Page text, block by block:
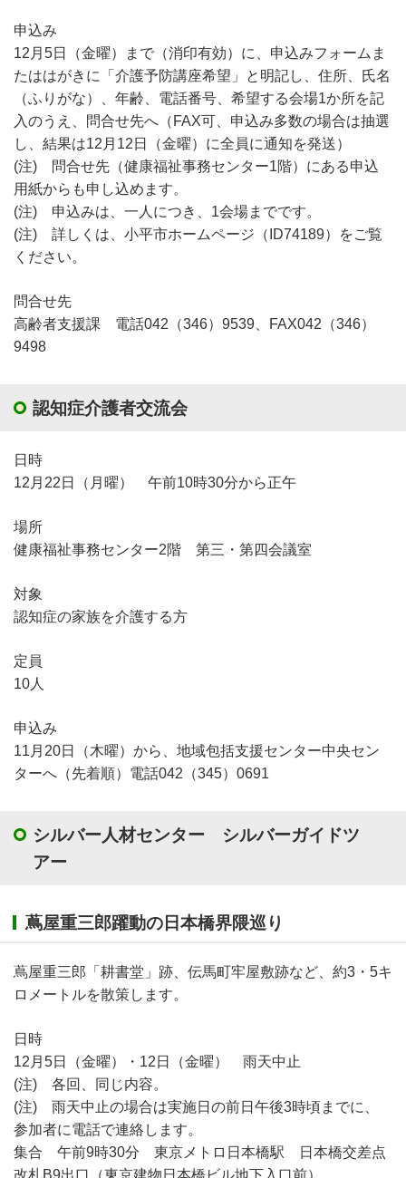
申込み
12月5日（金曜）まで（消印有効）に、申込みフォームま
たははがきに「介護予防講座希望」と明記し、住所、氏名
（ふりがな）、年齢、電話番号、希望する会場1か所を記
入のうえ、問合せ先へ（FAX可、申込み多数の場合は抽選
し、結果は12月12日（金曜）に全員に通知を発送）
(注) 問合せ先（健康福祉事務センター1階）にある申込
用紙からも申し込めます。
(注) 申込みは、一人につき、1会場までです。
(注) 詳しくは、小平市ホームページ（ID74189）をご覧
ください。
問合せ先
高齢者支援課 電話042（346）9539、FAX042（346）
9498
認知症介護者交流会
日時
12月22日（月曜） 午前10時30分から正午
場所
健康福祉事務センター2階 第三・第四会議室
対象
認知症の家族を介護する方
定員
10人
申込み
11月20日（木曜）から、地域包括支援センター中央セン
ターへ（先着順）電話042（345）0691
シルバー人材センター シルバーガイドツ
アー
蔦屋重三郎躍動の日本橋界隈巡り
蔦屋重三郎「耕書堂」跡、伝馬町牢屋敷跡など、約3・5キ
ロメートルを散策します。
日時
12月5日（金曜）・12日（金曜） 雨天中止
(注) 各回、同じ内容。
(注) 雨天中止の場合は実施日の前日午後3時頃までに、
参加者に電話で連絡します。
集合 午前9時30分 東京メトロ日本橋駅 日本橋交差点
改札B9出口（東京建物日本橋ビル地下入口前）